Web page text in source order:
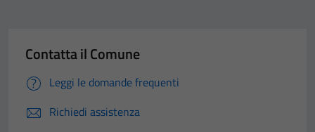
Contatta il Comune
Leggi le domande frequenti
Richiedi assistenza